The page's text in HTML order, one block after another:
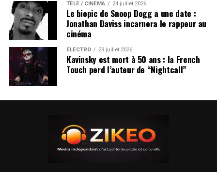
TÉLÉ / CINÉMA 24 juillet 2026
Le biopic de Snoop Dogg a une date :
Jonathan Daviss incarnera le rappeur au
cinéma
ÉLECTRO 29 juillet 2026
Kavinsky est mort à 50 ans : la French
Touch perd l’auteur de “Nightcall”